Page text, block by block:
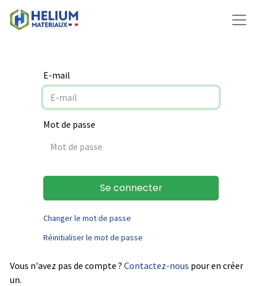
E-mail
Mot de passe
Se connecter
Changer le mot de passe
Réinitialiser le mot de passe
Vous n'avez pas de compte ? Contactez-nous pour en créer
un.